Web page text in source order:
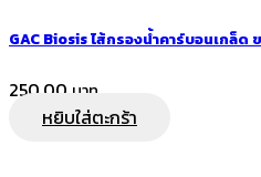
GAC Biosis ไส้กรองน้ำคาร์บอนเกล็ด
250.00
หยิบใส่ตะกร้า